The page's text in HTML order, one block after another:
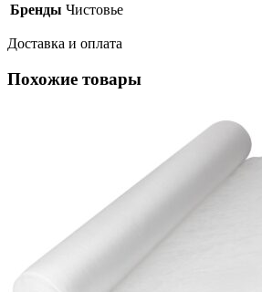
Бренды Чистовье
Доставка и оплата
Похожие товары